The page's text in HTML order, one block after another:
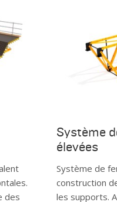
des
Système
élevées
Système de
construction
les supports.